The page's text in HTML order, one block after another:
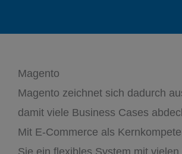
Magento
Magento zeichnet sich dadurch
damit viele Business Cases
Mit E-Commerce als
Sie ein flexibles System mit vielen